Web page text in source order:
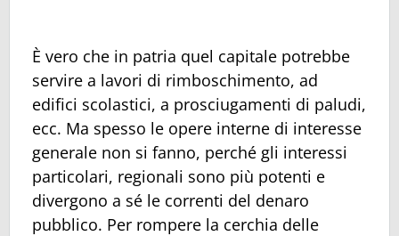
È vero che in patria quel capitale potrebbe
servire a lavori di rimboschimento, ad
edifici scolastici, a prosciugamenti di paludi,
ecc. Ma spesso le opere interne di interesse
generale non si fanno, perché gli interessi
particolari, regionali sono più potenti e
divergono a sé le correnti del denaro
pubblico. Per rompere la cerchia delle